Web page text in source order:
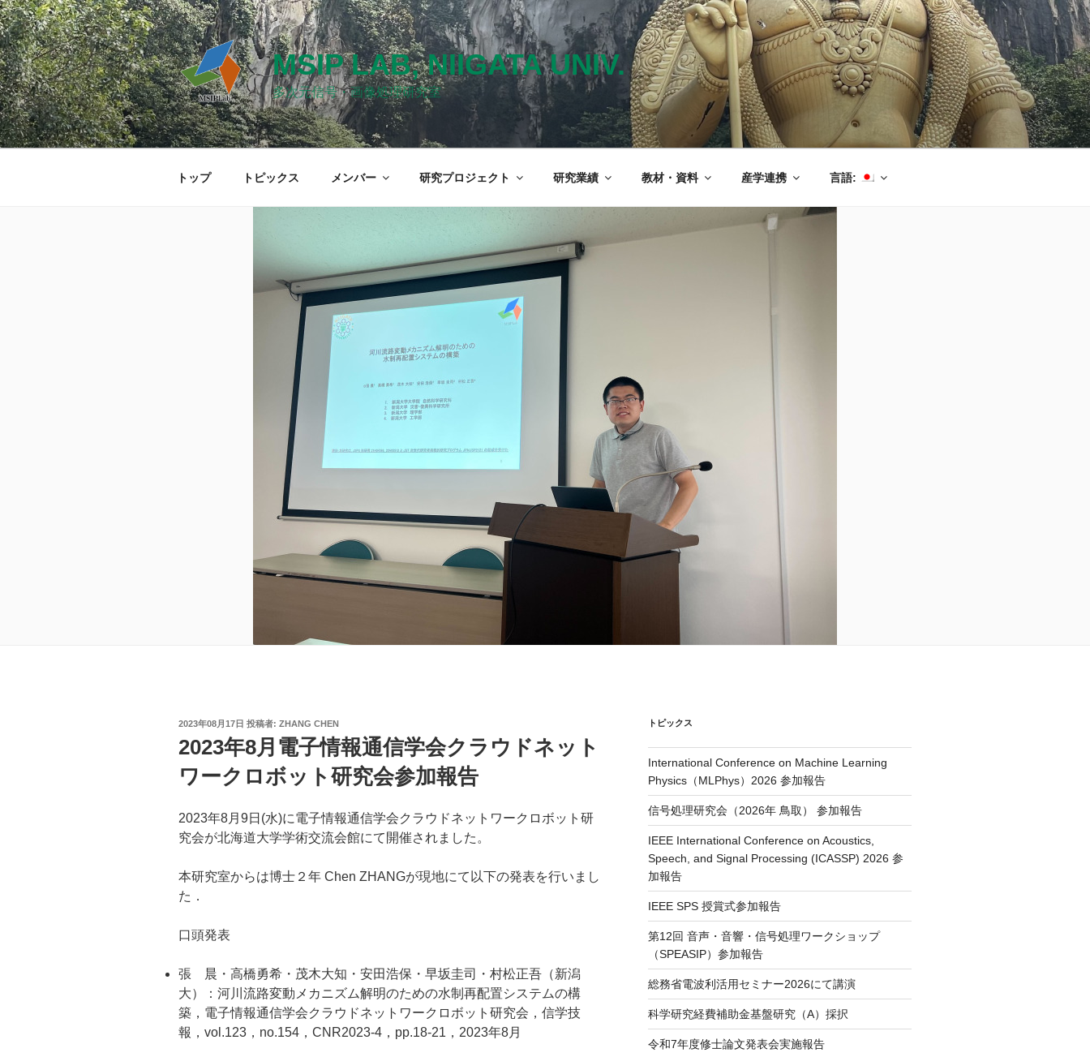
コ
ン
テ
ン
ツ
へ
ス
キ
MSIP LAB, NIIGATA UNIV.
多次元信号・画像処理研究室
トップ トピックス メンバー 研究プロジェクト 研究業績 教材・資料 産学連携 言語:
投
日:
2023年08月17日 投稿者: ZHANG CHEN
2023年8月電子情報通信学会クラウドネット
ワークロボット研究会参加報告
2023年8月9日(水)に電子情報通信学会クラウドネットワークロボット研
究会が北海道大学学術交流会館にて開催されました。
本研究室からは博士２年 Chen ZHANGが現地にて以下の発表を行いまし
た．
口頭発表
張 晨・高橋勇希・茂木大知・安田浩保・早坂圭司・村松正吾（新潟
大）：河川流路変動メカニズム解明のための水制再配置システムの構
築，電子情報通信学会クラウドネットワークロボット研究会，信学技
報，vol.123，no.154，CNR2023-4，pp.18-21，2023年8月
トピックス
International Conference on Machine Learning
Physics（MLPhys）2026 参加報告
信号処理研究会（2026年 鳥取） 参加報告
IEEE International Conference on Acoustics,
Speech, and Signal Processing (ICASSP) 2026 参
加報告
IEEE SPS 授賞式参加報告
第12回 音声・音響・信号処理ワークショップ
（SPEASIP）参加報告
総務省電波利活用セミナー2026にて講演
科学研究経費補助金基盤研究（A）採択
令和7年度修士論文発表会実施報告